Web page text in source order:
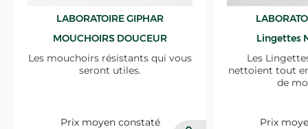
LABORATOIRE GIPHAR
MOUCHOIRS DOUCEUR
Les mouchoirs résistants qui vous
seront utiles.
Prix moyen constaté
Lingettes
Les
nettoient tout
de
Prix